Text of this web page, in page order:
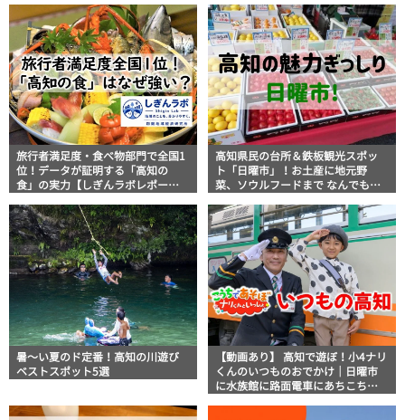
旅行者満足度・食べ物部門で全国1
位！データが証明する「高知の
食」の実力【しぎんラボレポー
高知県民の台所＆鉄板観光スポッ
ト「日曜市」！お土産に地元野
菜、ソウルフードまで なんでもそ
説！
暑～い夏のド定番！高知の川遊び
ベストスポット5選
【動画あり】 高知で遊ぼ！小4ナリ
くんのいつものおでかけ｜日曜市
に水族館に路面電車にあちこち巡